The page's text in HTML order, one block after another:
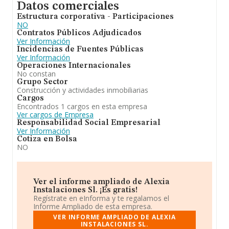
Datos comerciales
Estructura corporativa - Participaciones
NO
Contratos Públicos Adjudicados
Ver Información
Incidencias de Fuentes Públicas
Ver Información
Operaciones Internacionales
No constan
Grupo Sector
Construcción y actividades inmobiliarias
Cargos
Encontrados 1 cargos en esta empresa
Ver cargos de Empresa
Responsabilidad Social Empresarial
Ver Información
Cotiza en Bolsa
NO
Ver el informe ampliado de Alexia
Instalaciones Sl. ¡Es gratis!
Regístrate en eInforma y te regalamos el
Informe Ampliado de esta empresa.
VER INFORME AMPLIADO DE ALEXIA
INSTALACIONES SL.